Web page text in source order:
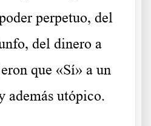
perpetuo, del
del dinero a
que «Sí» a un
además utópico.